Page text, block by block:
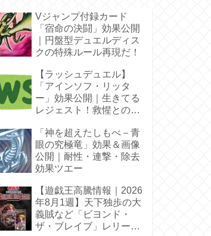
Vジャンプ付録カード
「宿命の決闘」効果公開
｜円盤型デュエルディス
クの特殊ルール再現だ！
【ラッシュデュエル】
「アインソフ・リッタ
ー」効果公開｜生きてる
レジェスト！救惺との相
「神を超えたしもべ－青
眼の究極竜」効果＆画像
公開｜耐性・連撃・除去
効果ツエー
【遊戯王高騰情報｜2026
年8月1週】天下独歩の大
義賊など「ビヨンド・
ザ・ブレイブ」レリーフ